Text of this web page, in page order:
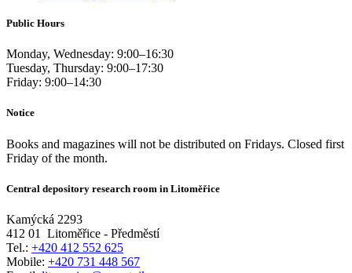
Public Hours
Monday, Wednesday: 9:00–16:30
Tuesday, Thursday: 9:00–17:30
Friday: 9:00–14:30
Notice
Books and magazines will not be distributed on Fridays. Closed first
Friday of the month.
Central depository research room in Litoměřice
Kamýcká 2293
412 01
Litoměřice - Předměstí
Tel.: +420 412 552 625
Mobile: +420 731 448 567